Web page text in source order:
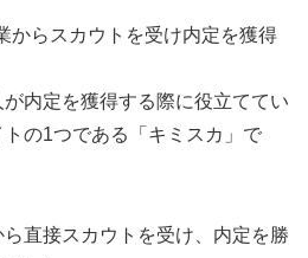
からスカウトを受け内定を獲得
内定を獲得する際に役立ててい
の1つである「キミスカ」で
直接スカウトを受け、内定を勝